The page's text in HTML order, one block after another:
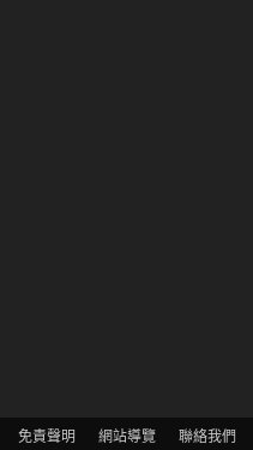
免責聲明 網站導覽 聯絡我們